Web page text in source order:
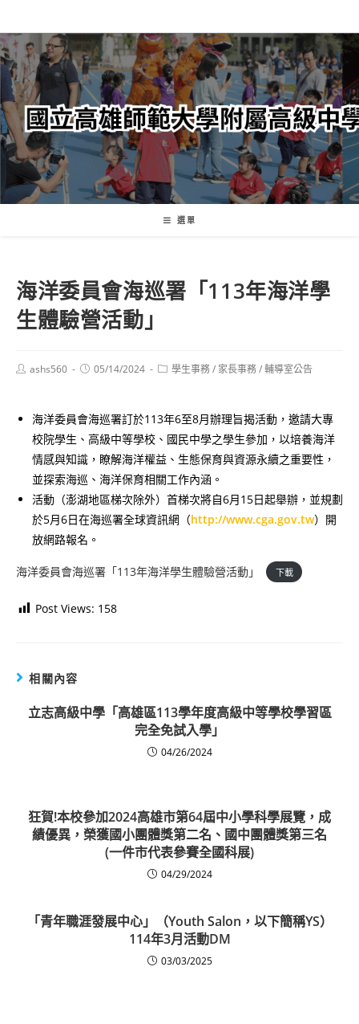
轉
至
主
內
容
選單
海洋委員會海巡署「113年海洋學
生體驗營活動」
Postashs560
Post05/14/2024
Post學生事務/ 家長事務/輔導室公告
海洋委員會海巡署訂於113年6至8月辦理旨揭活動，邀請大專
校院學生、高級中等學校、國民中學之學生參加，以培養海洋
情感與知識，瞭解海洋權益、生態保育與資源永續之重要性，
並探索海巡、海洋保育相關工作內涵。
活動（澎湖地區梯次除外）首梯次將自6月15日起舉辦，並規劃
於5月6日在海巡署全球資訊網（http://www.cga.gov.tw）開
放網路報名。
海洋委員會海巡署「113年海洋學生體驗營活動」 下載
Post Views: 158
相關內容
立志高級中學「高雄區113學年度高級中等學校學習區
完全免試入學」
04/26/2024
狂賀!本校參加2024高雄市第64屆中小學科學展覽，成
績優異，榮獲國小團體獎第二名、國中團體獎第三名
(一件市代表參賽全國科展)
04/29/2024
「青年職涯發展中心」（Youth Salon，以下簡稱YS）
114年3月活動DM
03/03/2025